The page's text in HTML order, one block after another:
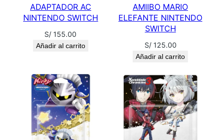
ADAPTADOR AC
NINTENDO SWITCH
S/ 155.00
Añadir al carrito
AMIIBO MARIO
ELEFANTE NINTENDO
SWITCH
S/125.00
Añadir al carrito